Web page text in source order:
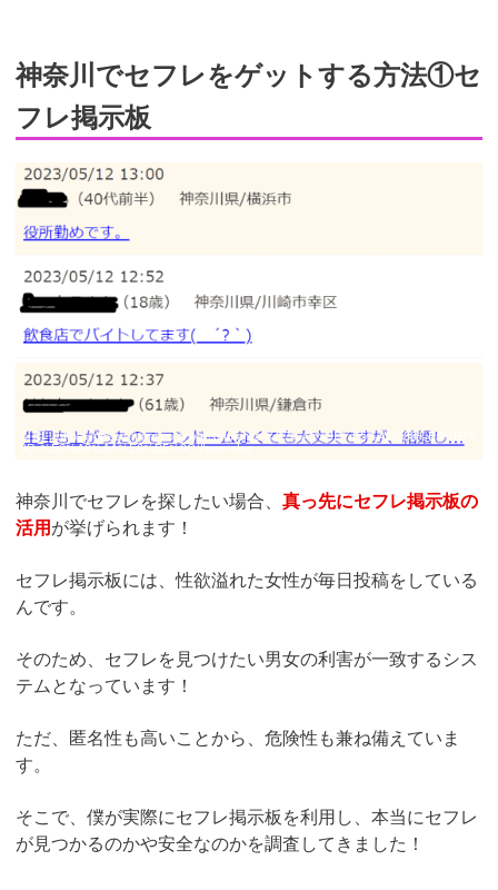
神奈川でセフレをゲットする方法①セ
フレ掲示板
引用：https://gazou-mania.org/warisefu/area/%E7%A5%9E%E5%A5%88%E5%B7%
9D-%E6%A8%AA%E6%B5%9C/#userstop
神奈川でセフレを探したい場合、 真っ先にセフレ掲示板の
活用が挙げられます！
セフレ掲示板には、性欲溢れた女性が毎日投稿をしている
んです。
そのため、セフレを見つけたい男女の利害が一致するシス
テムとなっています！
ただ、匿名性も高いことから、危険性も兼ね備えていま
す。
そこで、僕が実際にセフレ掲示板を利用し、本当にセフレ
が見つかるのかや安全なのかを調査してきました！